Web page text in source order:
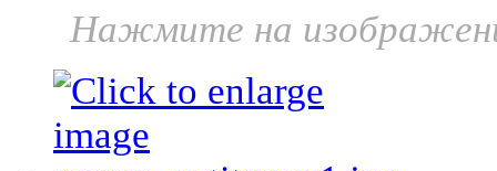
Нажмите на